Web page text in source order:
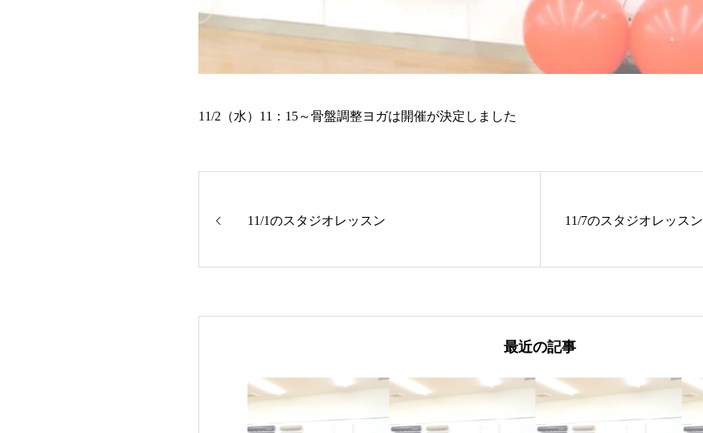
11/2（水）11：15～骨盤調整ヨガは開催が決定しました
11/1のスタジオレッスン 11/7のスタジオレッスン
最近の記事